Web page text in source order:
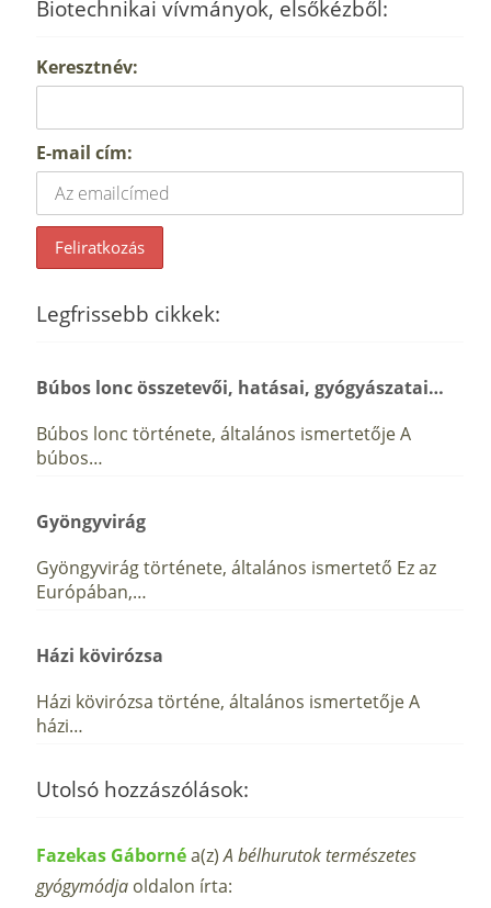
Biotechnikai vívmányok, elsőkézből:
Keresztnév:
E-mail cím:
Legfrissebb cikkek:
Búbos lonc összetevői, hatásai, gyógyászatai…
Búbos lonc története, általános ismertetője A
búbos…
Gyöngyvirág
Gyöngyvirág története, általános ismertető Ez az
Európában,…
Házi kövirózsa
Házi kövirózsa történe, általános ismertetője A
házi…
Utolsó hozzászólások:
Fazekas Gábornéa(z)A bélhurutok természetes
gyógymódja oldalon írta: